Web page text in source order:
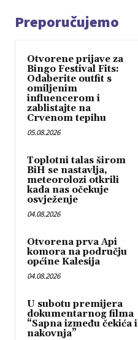
Preporučujemo
Otvorene prijave za
Bingo Festival Fits:
Odaberite outfit s
omiljenim
influencerom i
zablistajte na
Crvenom tepihu
05.08.2026
Toplotni talas širom
BiH se nastavlja,
meteorolozi otkrili
kada nas očekuje
osvježenje
04.08.2026
Otvorena prva Api
komora na području
općine Kalesija
04.08.2026
U subotu premijera
dokumentarnog filma
“Sapna između čekića i
nakovnja”